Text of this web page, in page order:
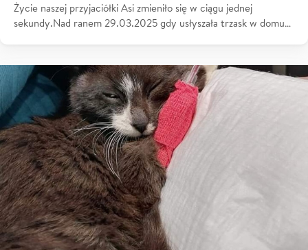
Życie naszej przyjaciółki Asi zmieniło się w ciągu jednej
sekundy.Nad ranem 29.03.2025 gdy usłyszała trzask w domu…